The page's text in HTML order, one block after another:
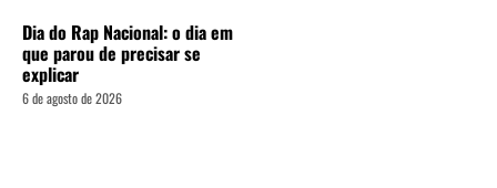
Dia do Rap Nacional: o dia em
que parou de precisar se
explicar
6 de agosto de 2026